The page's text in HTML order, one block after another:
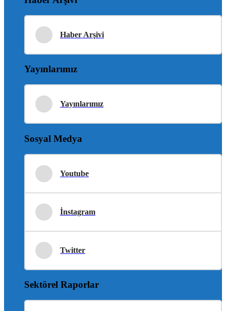
Haber Arşivi
Yayınlarımız
Yayınlarımız
Sosyal Medya
Youtube
İnstagram
Twitter
Sektörel Raporlar